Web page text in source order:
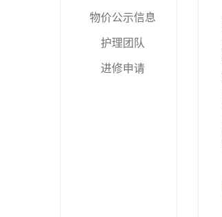
物价公示信息
护理团队
进修申请